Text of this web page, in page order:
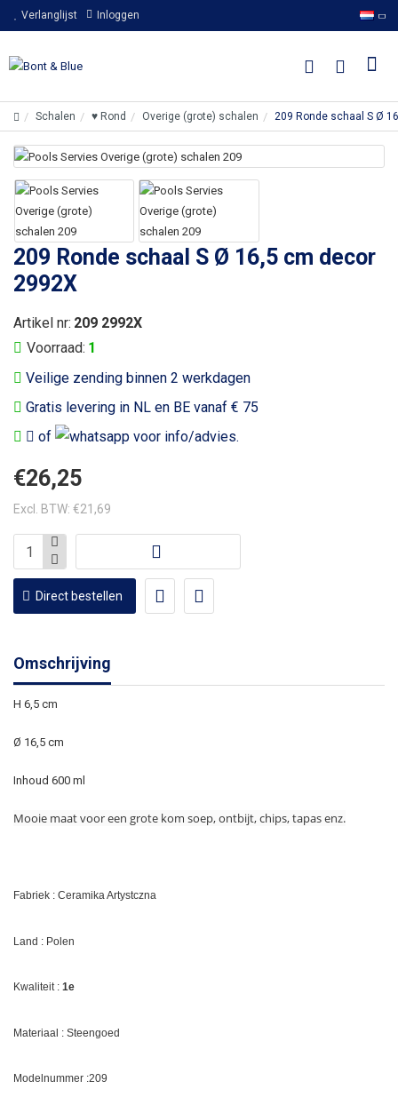
Verlanglijst Inloggen
Schalen ♥ Rond Overige (grote) schalen 209 Ronde schaal S Ø
209 Ronde schaal S Ø 16,5 cm decor
2992X
Veilige zending binnen 2 werkdagen
Gratis levering in NL en BE vanaf € 75
of
voor info/advies.
Voorraad: 1
Artikel nr: 209 2992X
€26,25
Excl. BTW: €21,69
Direct bestellen
Omschrijving
H 6,5 cm
Ø 16,5 cm
Inhoud 600 ml
Mooie maat voor een grote kom soep, ontbijt, chips, tapas enz.
Fabriek : Ceramika Artystczna
Land : Polen
Kwaliteit : 1e
Materiaal : Steengoed
Modelnummer :209